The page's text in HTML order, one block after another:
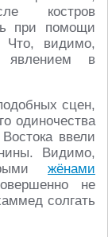
костров
при помощи
Что, видимо,
в
сцен,
одиночества
ввели
Видимо,
жёнами
не
солгать